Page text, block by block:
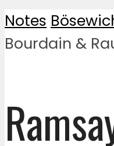
Notes
Bourdain &